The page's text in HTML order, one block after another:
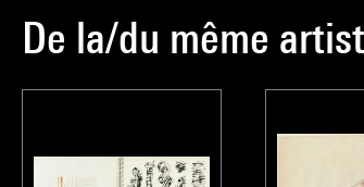
De la/du même